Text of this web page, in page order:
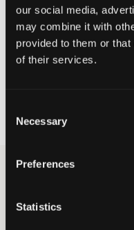
our social media,
may combine it with
provided to them or
of their services.
Selection
Necessary
Preferences
Statistics
KIES
Recht op herroeping
Witte gebreide trui van
onderkant en bij de
bij veel verschillende